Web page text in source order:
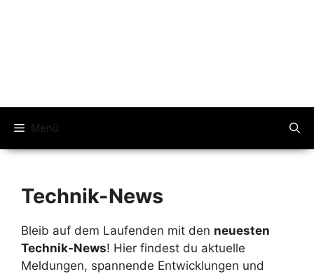
Menü
Technik-News
Bleib auf dem Laufenden mit den neuesten
Technik-News! Hier findest du aktuelle
Meldungen, spannende Entwicklungen und